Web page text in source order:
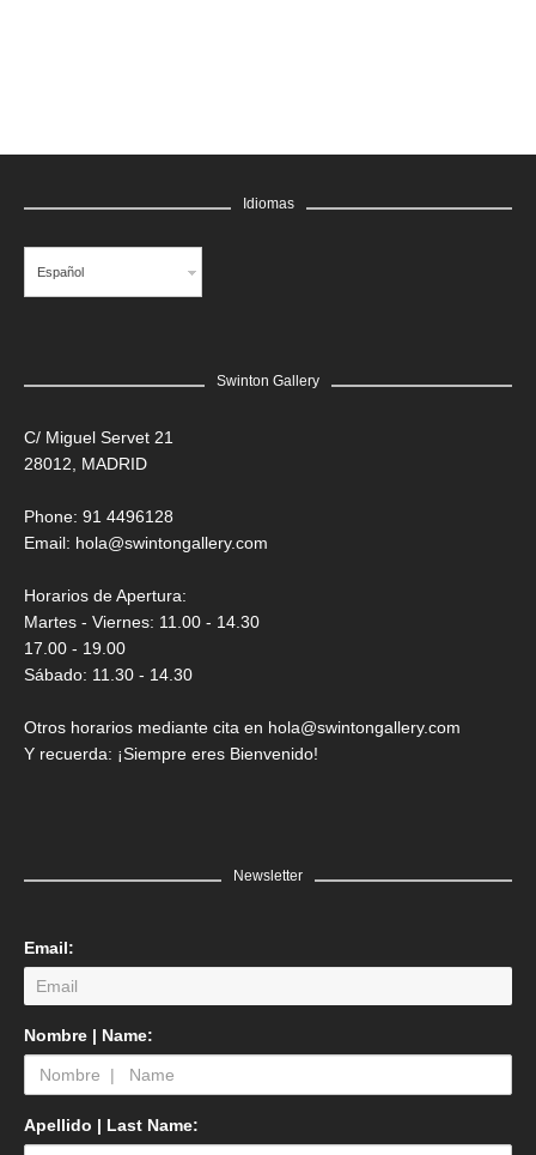
LEER MÁS
Edgar Flores “SANER” | El reflejo de la verdad, el hombre
Idiomas
Español
Swinton Gallery
C/ Miguel Servet 21
28012, MADRID
Phone: 91 4496128
Email: hola@swintongallery.com
Horarios de Apertura:
Martes - Viernes: 11.00 - 14.30
17.00 - 19.00
Sábado: 11.30 - 14.30
Otros horarios mediante cita en hola@swintongallery.com
Y recuerda: ¡Siempre eres Bienvenido!
Newsletter
Email:
Nombre | Name:
Apellido | Last Name: